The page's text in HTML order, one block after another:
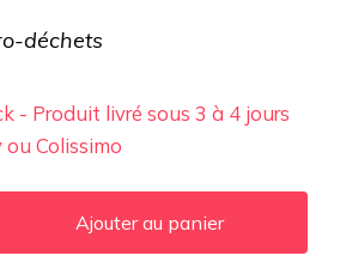
déchets
- Produit livré sous 3 à 4 jours
Colissimo
Ajouter au panier